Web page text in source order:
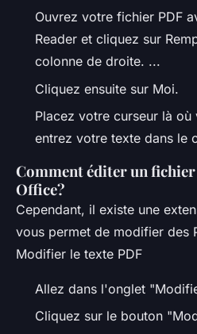
Ouvrez votre fichier PDF
Reader et cliquez sur
colonne de droite. ...
Cliquez ensuite sur Moi.
Placez votre curseur là
entrez votre texte dans le
Comment éditer un fichier
Office?
Cependant, il existe une
vous permet de modifier des
Modifier le texte PDF
Allez dans l'onglet
Cliquez sur le bouton